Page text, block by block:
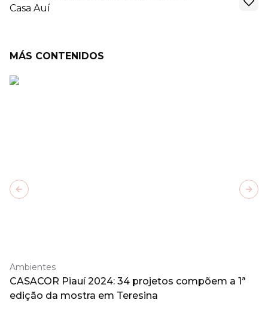
Casa Auí
MÁS CONTENIDOS
Ambientes
CASACOR Piauí 2024: 34 projetos compõem a 1ª
edição da mostra em Teresina
Previous slide